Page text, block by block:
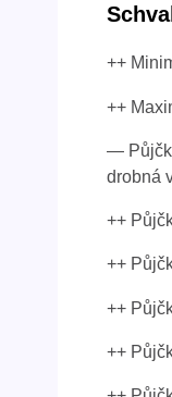
++
++
—
drobná
++
++
++
++